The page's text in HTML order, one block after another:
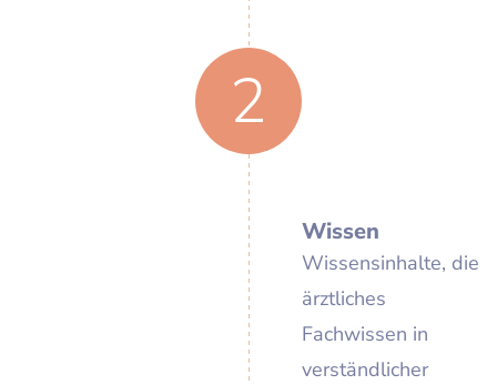
2
Wissen
Wissensinhalte, die
ärztliches
Fachwissen in
verständlicher